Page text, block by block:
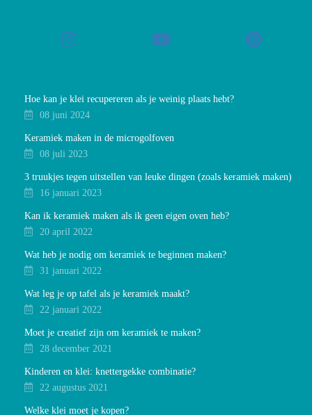
Hoe kan je klei recupereren als je weinig plaats hebt?
08 juni 2024
Keramiek maken in de microgolfoven
08 juli 2023
3 truukjes tegen uitstellen van leuke dingen (zoals keramiek maken)
16 januari 2023
Kan ik keramiek maken als ik geen eigen oven heb?
20 april 2022
Wat heb je nodig om keramiek te beginnen maken?
31 januari 2022
Wat leg je op tafel als je keramiek maakt?
22 januari 2022
Moet je creatief zijn om keramiek te maken?
28 december 2021
Kinderen en klei: knettergekke combinatie?
22 augustus 2021
Welke klei moet je kopen?